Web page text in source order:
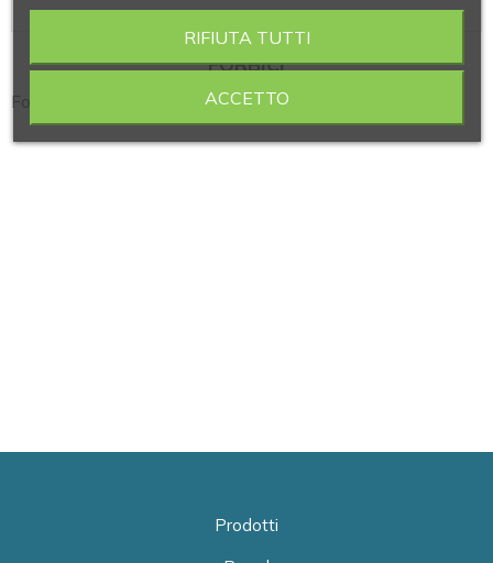
FORBICI
Forbici taglia punti sutura, garze in confezione 5 pezzi
Prodotti
RIFIUTA TUTTI
ACCETTO